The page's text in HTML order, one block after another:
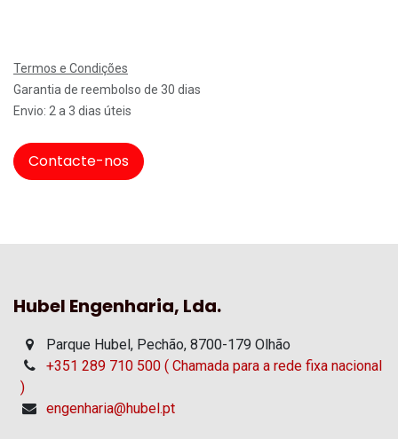
Termos e Condições
Garantia de reembolso de 30 dias
Envio: 2 a 3 dias úteis
Contacte-nos
Hubel Engenharia, Lda.
Parque Hubel, Pechão, 8700-179 Olhão
+351 289 710 500 ( Chamada para a rede fixa nacional
)
engenharia@hubel.pt